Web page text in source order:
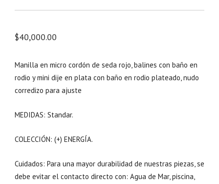
$40,000.00
Manilla en micro cordón de seda rojo, balines con baño en
rodio y mini dije en plata con baño en rodio plateado, nudo
corredizo para ajuste
MEDIDAS: Standar.
COLECCIÓN: (+) ENERGÍA.
Cuidados: Para una mayor durabilidad de nuestras piezas, se
debe evitar el contacto directo con: Agua de Mar, piscina,